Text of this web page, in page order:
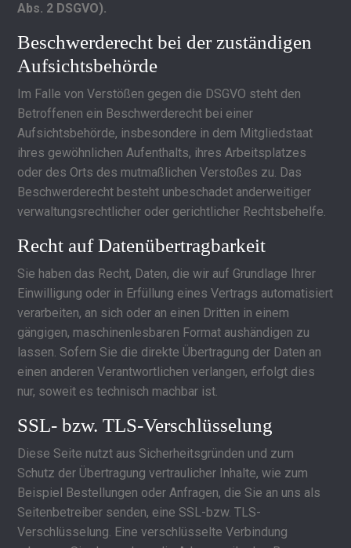
Abs. 2 DSGVO).
Beschwerderecht bei der zuständigen
Aufsichtsbehörde
Im Falle von Verstößen gegen die DSGVO steht den
Betroffenen ein Beschwerderecht bei einer
Aufsichtsbehörde, insbesondere in dem Mitgliedstaat
ihres gewöhnlichen Aufenthalts, ihres Arbeitsplatzes
oder des Orts des mutmaßlichen Verstoßes zu. Das
Beschwerderecht besteht unbeschadet anderweitiger
verwaltungsrechtlicher oder gerichtlicher Rechtsbehelfe.
Recht auf Datenübertragbarkeit
Sie haben das Recht, Daten, die wir auf Grundlage Ihrer
Einwilligung oder in Erfüllung eines Vertrags automatisiert
verarbeiten, an sich oder an einen Dritten in einem
gängigen, maschinenlesbaren Format aushändigen zu
lassen. Sofern Sie die direkte Übertragung der Daten an
einen anderen Verantwortlichen verlangen, erfolgt dies
nur, soweit es technisch machbar ist.
SSL- bzw. TLS-Verschlüsselung
Diese Seite nutzt aus Sicherheitsgründen und zum
Schutz der Übertragung vertraulicher Inhalte, wie zum
Beispiel Bestellungen oder Anfragen, die Sie an uns als
Seitenbetreiber senden, eine SSL-bzw. TLS-
Verschlüsselung. Eine verschlüsselte Verbindung